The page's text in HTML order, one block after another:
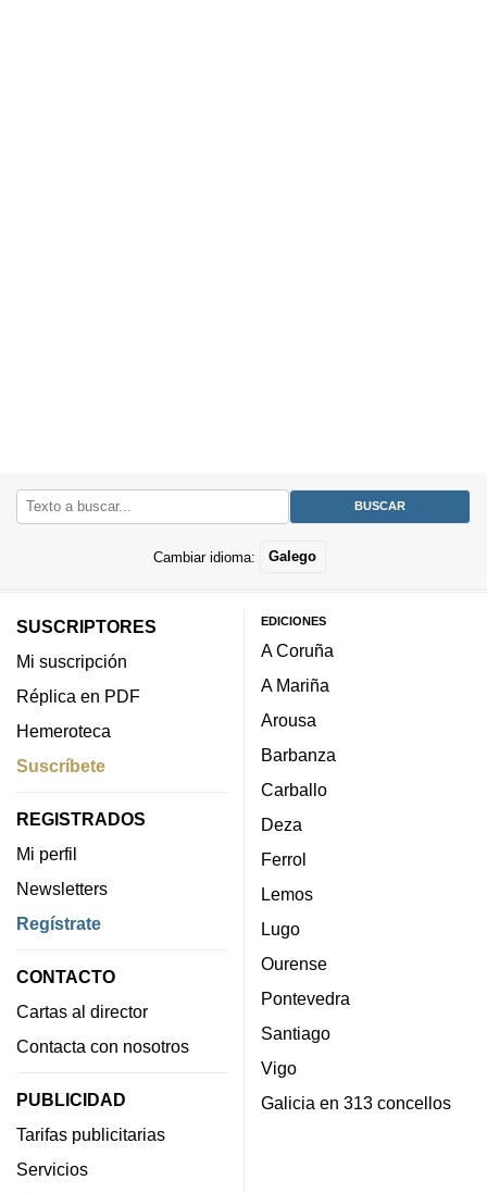
Cambiar idioma: Galego
SUSCRIPTORES
Mi suscripción
Réplica en PDF
Hemeroteca
Suscríbete
REGISTRADOS
Mi perfil
Newsletters
Regístrate
CONTACTO
Cartas al director
Contacta con nosotros
PUBLICIDAD
Tarifas publicitarias
Servicios
EDICIONES
A Coruña
A Mariña
Arousa
Barbanza
Carballo
Deza
Ferrol
Lemos
Lugo
Ourense
Pontevedra
Santiago
Vigo
Galicia en 313 concellos